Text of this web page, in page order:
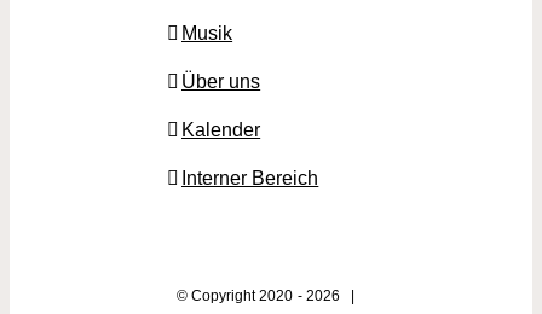
Musik
Über uns
Kalender
Interner Bereich
© Copyright 2020 - 2026 |